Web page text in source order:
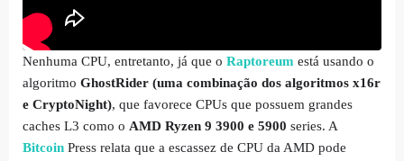
Nenhuma CPU, entretanto, já que o Raptoreum está usando o
algoritmo GhostRider (uma combinação dos algoritmos x16r
e CryptoNight), que favorece CPUs que possuem grandes
caches L3 como o AMD Ryzen 9 3900 e 5900 series. A
Bitcoin Press relata que a escassez de CPU da AMD pode